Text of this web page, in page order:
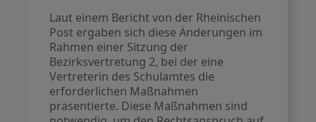
Laut einem Bericht von der Rheinischen
Post ergaben sich diese Änderungen im
Rahmen einer Sitzung der
Bezirksvertretung 2, bei der eine
Vertreterin des Schulamtes die
erforderlichen Maßnahmen
präsentierte. Diese Maßnahmen sind